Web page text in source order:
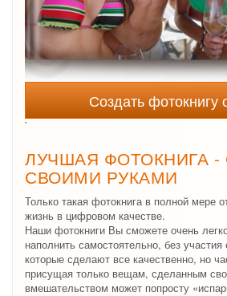
Создать фотокнигу
`
ЛУЧШАЯ ФОТОКНИГА
СВОИМИ РУКАМИ
Только такая фотокнига в полной мере
жизнь в цифровом качестве.
Наши фотокниги Вы сможете очень
наполнить самостоятельно, без участия
которые сделают все качественно, но
присущая только вещам, сделанным
вмешательством может попросту